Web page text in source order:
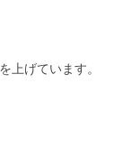
上げています。